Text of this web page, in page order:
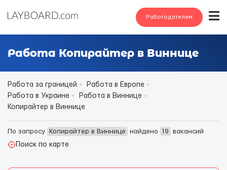
Работодателям
Работа Копирайтер в Виннице
Работа за границей
Работа в Европе
Работа в Украине
Работа в Виннице
Копирайтер в Виннице
По запросу Копирайтер в Виннице найдено 19
вакансий
Поиск по карте